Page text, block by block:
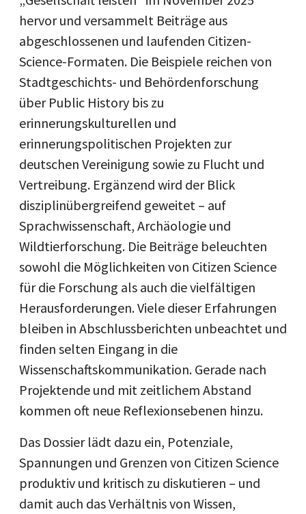
hervor und versammelt Beiträge aus
abgeschlossenen und laufenden Citizen-
Science-Formaten. Die Beispiele reichen von
Stadtgeschichts- und Behördenforschung
über Public History bis zu
erinnerungskulturellen und
erinnerungspolitischen Projekten zur
deutschen Vereinigung sowie zu Flucht und
Vertreibung. Ergänzend wird der Blick
disziplinübergreifend geweitet – auf
Sprachwissenschaft, Archäologie und
Wildtierforschung. Die Beiträge beleuchten
sowohl die Möglichkeiten von Citizen Science
für die Forschung als auch die vielfältigen
Herausforderungen. Viele dieser Erfahrungen
bleiben in Abschlussberichten unbeachtet und
finden selten Eingang in die
Wissenschaftskommunikation. Gerade nach
Projektende und mit zeitlichem Abstand
kommen oft neue Reflexionsebenen hinzu.
Das Dossier lädt dazu ein, Potenziale,
Spannungen und Grenzen von Citizen Science
produktiv und kritisch zu diskutieren – und
damit auch das Verhältnis von Wissen,